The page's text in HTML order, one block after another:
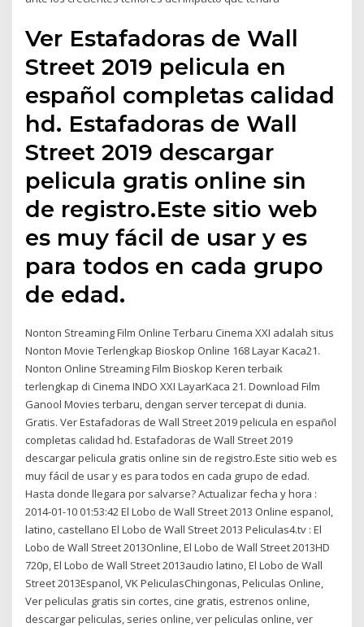
Ver Estafadoras de Wall
Street 2019 pelicula en
español completas calidad
hd. Estafadoras de Wall
Street 2019 descargar
pelicula gratis online sin
de registro.Este sitio web
es muy fácil de usar y es
para todos en cada grupo
de edad.
Nonton Streaming Film Online Terbaru Cinema XXI adalah situs
Nonton Movie Terlengkap Bioskop Online 168 Layar Kaca21.
Nonton Online Streaming Film Bioskop Keren terbaik
terlengkap di Cinema INDO XXI LayarKaca 21. Download Film
Ganool Movies terbaru, dengan server tercepat di dunia.
Gratis. Ver Estafadoras de Wall Street 2019 pelicula en español
completas calidad hd. Estafadoras de Wall Street 2019
descargar pelicula gratis online sin de registro.Este sitio web es
muy fácil de usar y es para todos en cada grupo de edad.
Hasta donde llegara por salvarse? Actualizar fecha y hora :
2014-01-10 01:53:42 El Lobo de Wall Street 2013 Online espanol,
latino, castellano El Lobo de Wall Street 2013 Peliculas4.tv : El
Lobo de Wall Street 2013Online, El Lobo de Wall Street 2013HD
720p, El Lobo de Wall Street 2013audio latino, El Lobo de Wall
Street 2013Espanol, VK PeliculasChingonas, Peliculas Online,
Ver peliculas gratis sin cortes, cine gratis, estrenos online,
descargar peliculas, series online, ver peliculas online, ver